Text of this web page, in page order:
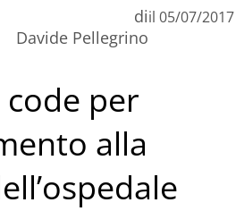
di
Davide Pellegrino
il 05/07/2017
per
alla